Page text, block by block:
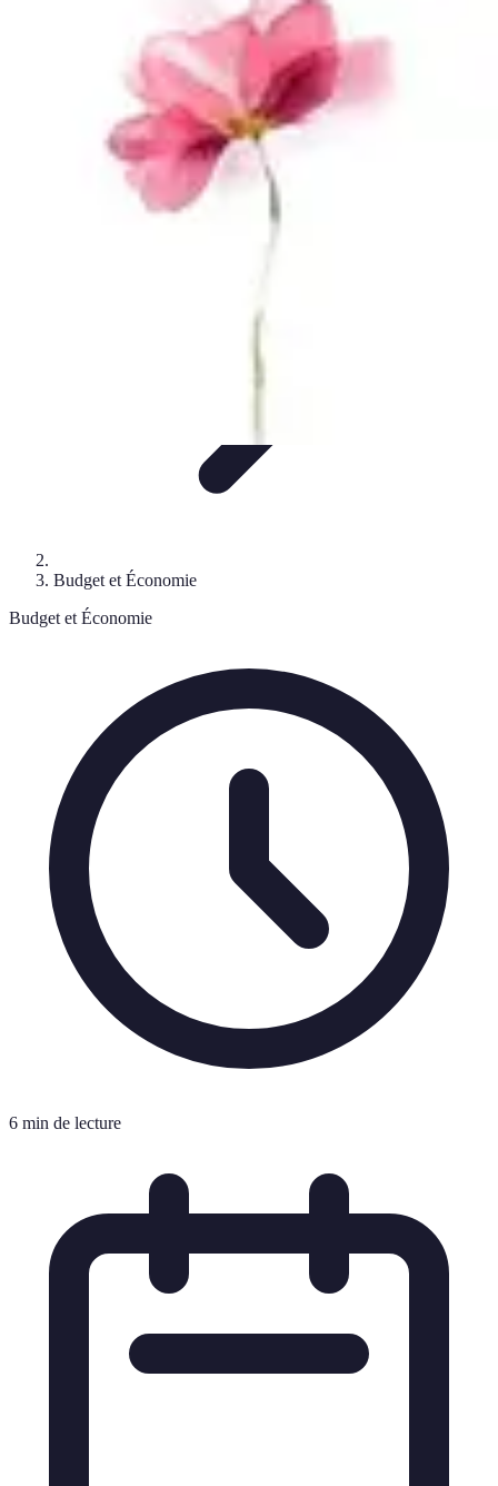
Stratégies Erreurs à Éviter
Éthique et
Stratégies de Voyage
Minimalisme Voyage
Budget et Économie
Budget et Économie
6 min de lecture